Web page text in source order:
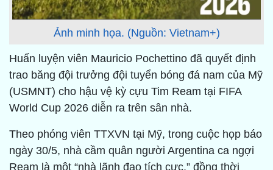
Ảnh minh họa. (Nguồn: Vietnam+)
Huấn luyện viên Mauricio Pochettino đã quyết định
trao băng đội trưởng đội tuyển bóng đá nam của Mỹ
(USMNT) cho hậu vệ kỳ cựu Tim Ream tại FIFA
World Cup 2026 diễn ra trên sân nhà.
Theo phóng viên TTXVN tại Mỹ, trong cuộc họp báo
ngày 30/5, nhà cầm quân người Argentina ca ngợi
Ream là một “nhà lãnh đạo tích cực,” đồng thời